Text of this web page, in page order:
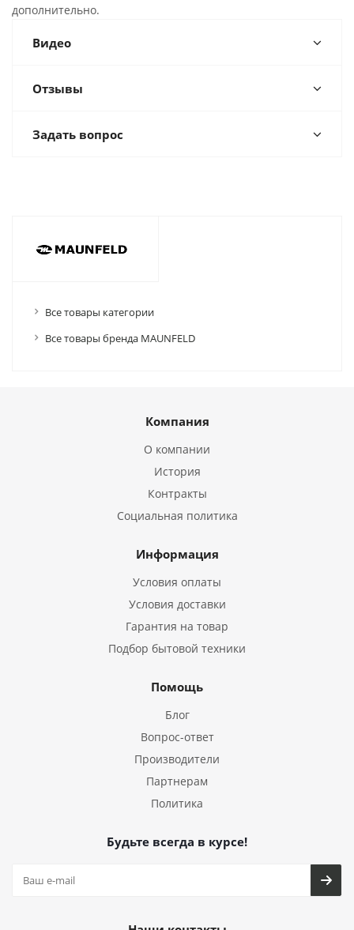
дополнительно.
Видео
Отзывы
Задать вопрос
Все товары категории
Все товары бренда MAUNFELD
Компания
О компании
История
Контракты
Социальная политика
Информация
Условия оплаты
Условия доставки
Гарантия на товар
Подбор бытовой техники
Помощь
Блог
Вопрос-ответ
Производители
Партнерам
Политика
Будьте всегда в курсе!